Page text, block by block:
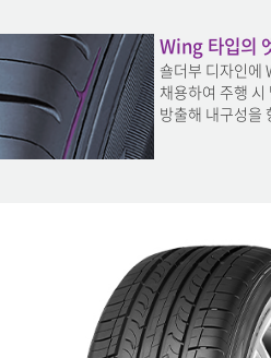
Wing 타입의
숄더부 디자인에
채용하여 주행 시
방출해 내구성을